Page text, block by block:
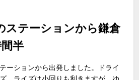
ステーションから鎌倉
半
ーションから出発しました。ドライ